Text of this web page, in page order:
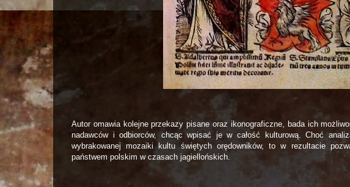
Autor omawia kolejne przekazy pisane oraz ikonograficzne, bada ich
nadawców i odbiorców, chcąc wpisać je w całość kulturową. Choć
wybrakowanej mozaiki kultu świętych orędowników, to w rezultacie
państwem polskim w czasach jagiellońskich.